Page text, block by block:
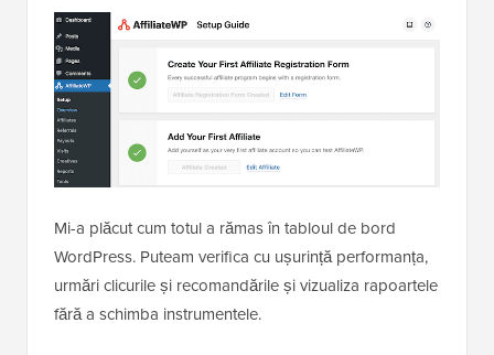
Mi-a plăcut cum totul a rămas în tabloul de bord
WordPress. Puteam verifica cu ușurință performanța,
urmări clicurile și recomandările și vizualiza rapoartele
fără a schimba instrumentele.